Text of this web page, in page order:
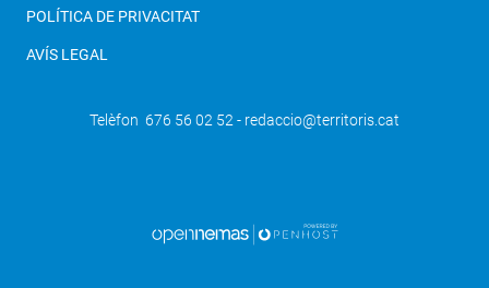
POLÍTICA DE PRIVACITAT
AVÍS LEGAL
Telèfon 676 56 02 52 - redaccio@territoris.cat